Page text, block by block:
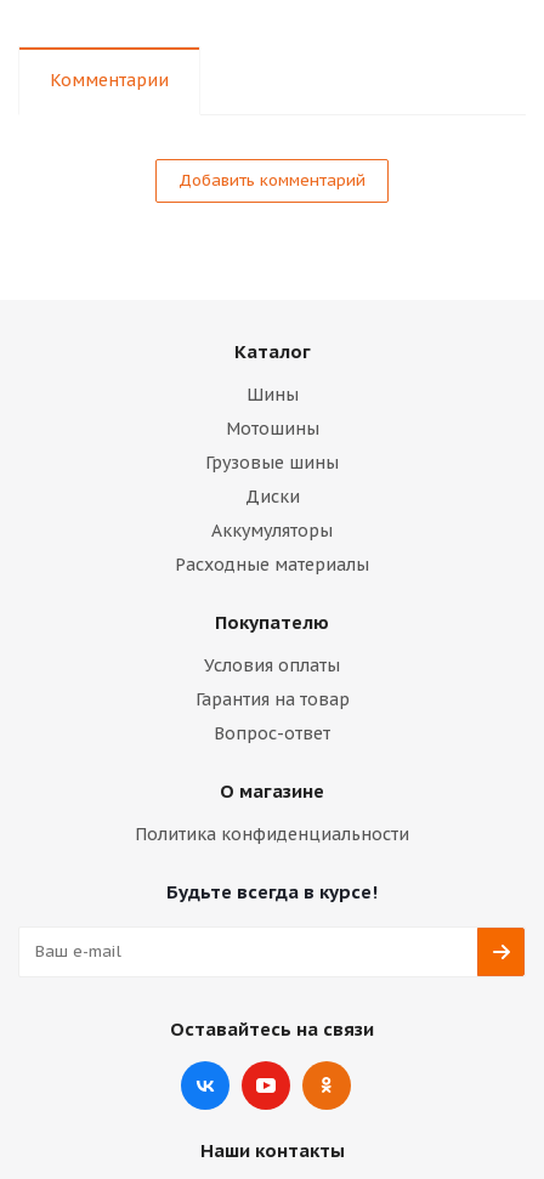
Комментарии
Добавить комментарий
Каталог
Шины
Мотошины
Грузовые шины
Диски
Аккумуляторы
Расходные материалы
Покупателю
Условия оплаты
Гарантия на товар
Вопрос-ответ
О магазине
Политика конфиденциальности
Будьте всегда в курсе!
Оставайтесь на связи
Наши контакты